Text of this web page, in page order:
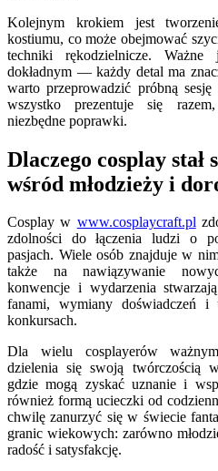
Kolejnym krokiem jest
kostiumu, co może obejmować
techniki rękodzielnicze.
dokładnym — każdy detal ma
warto przeprowadzić próbną
wszystko prezentuje się
niezbędne poprawki.
Dlaczego cosplay
wśród młodzieży i
Cosplay w www.cosplaycraft.pl
zdolności do łączenia ludzi o
pasjach. Wiele osób znajduje w
także na nawiązywanie
konwencje i wydarzenia
fanami, wymiany doświadczeń i
konkursach.
Dla wielu cosplayerów
dzielenia się swoją twórczością
gdzie mogą zyskać uznanie i
również formą ucieczki od
chwilę zanurzyć się w świecie
granic wiekowych: zarówno
radość i satysfakcję.